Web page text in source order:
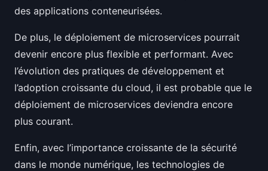
des applications conteneurisées.
De plus, le déploiement de microservices pourrait
devenir encore plus flexible et performant. Avec
l’évolution des pratiques de développement et
l’adoption croissante du cloud, il est probable que le
déploiement de microservices deviendra encore
plus courant.
Enfin, avec l’importance croissante de la sécurité
dans le monde numérique, les technologies de